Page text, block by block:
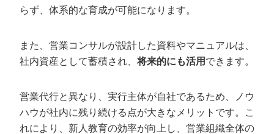
らず、体系的な育成が可能になります。
また、営業コンサルが設計した資料やマニュアルは、
社内資産として蓄積され、将来的にも活用 できます。
営業代行と異なり、実行主体が自社であるため、ノウ
ハウが社内に残り続ける点が大きなメリットです。こ
れにより、新人教育の効率が向上し、営業組織全体の